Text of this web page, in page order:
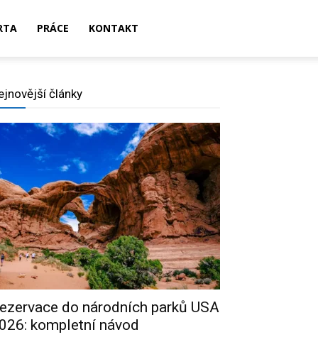
PRÁCE KONTAKT
články
do národních parků USA
kompletní návod